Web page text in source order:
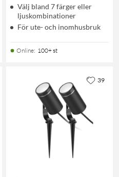
Välj bland 7 färger eller
ljuskombinationer
För ute- och inomhusbruk
Online: 100+ st
39